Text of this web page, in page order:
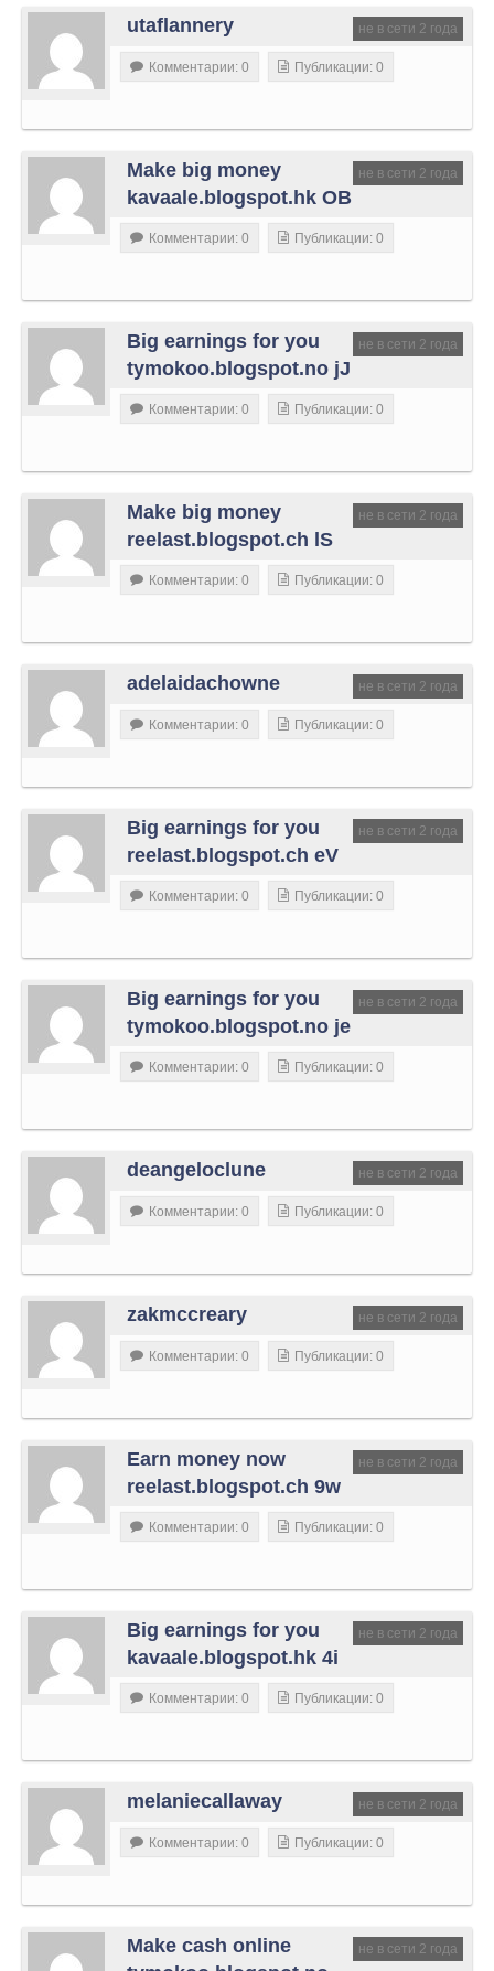
не в сети 2 года
utaflannery
Комментарии: 0 Публикации: 0
не в сети 2 года
Make big money
kavaale.blogspot.hk OB
Комментарии: 0 Публикации: 0
не в сети 2 года
Big earnings for you
tymokoo.blogspot.no jJ
Комментарии: 0 Публикации: 0
не в сети 2 года
Make big money
reelast.blogspot.ch lS
Комментарии: 0 Публикации: 0
не в сети 2 года
adelaidachowne
Комментарии: 0 Публикации: 0
не в сети 2 года
Big earnings for you
reelast.blogspot.ch eV
Комментарии: 0 Публикации: 0
не в сети 2 года
Big earnings for you
tymokoo.blogspot.no je
Комментарии: 0 Публикации: 0
не в сети 2 года
deangeloclune
Комментарии: 0 Публикации: 0
не в сети 2 года
zakmccreary
Комментарии: 0 Публикации: 0
не в сети 2 года
Earn money now
reelast.blogspot.ch 9w
Комментарии: 0 Публикации: 0
не в сети 2 года
Big earnings for you
kavaale.blogspot.hk 4i
Комментарии: 0 Публикации: 0
не в сети 2 года
melaniecallaway
Комментарии: 0 Публикации: 0
не в сети 2 года
Make cash online